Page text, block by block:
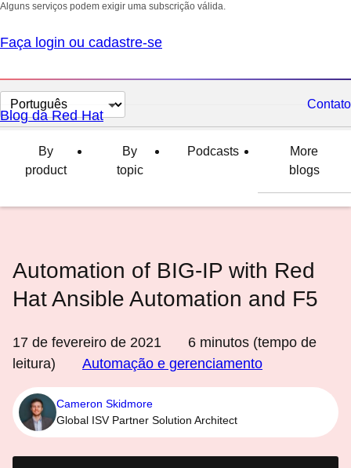
Alguns serviços podem exigir uma subscrição válida.
Faça login ou cadastre-se
Selecionar
idioma
Contato
Blog da Red Hat
By
product
By
topic
Podcasts
More
blogs
Automation of BIG-IP with Red
Hat Ansible Automation and F5
17 de fevereiro de 2021 6 minutos (tempo de
leitura)
Automação e gerenciamento
Cameron Skidmore
Global ISV Partner Solution Architect